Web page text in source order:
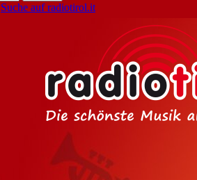
Suche auf radiotirol.it